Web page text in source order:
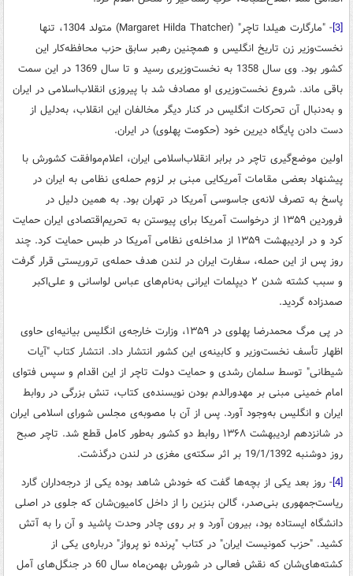
[3]- "مارگارت هیلدا تاچر" (Margaret Hilda Thatcher
) متولد 1304، تنها
نخست‌وزیر زن تاریخ انگلیس و همچنین رهبر سابق حزب محافظه‌کار این
کشور بود. وی سال 1358 به نخست‌وزیری رسید و تا سال 1369 در این سمت
باقی ماند. شروع نخست‌وزیری او مصادف شد با پیروزی انقلاب‌اسلامی در ایران
و به‌دنبال آن تحرکات انگلیس در کنار دیگر مخالفان این انقلاب، به‌دلیل از
دست دادن پایگاه دیرین خود (حکومت پهلوی) در ایران.
اولین موضع‌گیری تاچر در برابر انقلاب‌اسلامی ایران، اعلام‌موافقت کشورش با
پیشنهاد بعضی مقامات آمریکایی مبنی بر لزوم حمله‌ی نظامی به ایران در
پاسخ به ‌تصرف لانه‌ی جاسوسی آمریکا در تهران بود. به همین دلیل در
فروردین ۱۳۵۹ از درخواست آمریکا برای پیوستن به تحریم‌اقتصادی ایران حمایت
کرد و در اردیبهشت ۱۳۵۹ از مداخله‌ی نظامی آمریکا در طبس حمایت کرد. چند
روز پس از این حمله، سفارت ایران در لندن هدف حمله‌ی تروریستی قرار گرفت
و سبب کشته شدن ۲ دیپلمات ایرانی به‌نام‌های عباس لواسانی و علی‌اکبر
صمدزاده گردید.
در پی مرگ محمدرضا پهلوی در ۱۳۵۹، وزارت خارجه‌ی انگلیس بیانیه‌ای حاوی
اظهار تأسف نخست‌وزیر و کابینه‌ی این کشور انتشار داد. انتشار کتاب "آیات
شیطانی" توسط سلمان رشدی و حمایت دولت تاچر از این اقدام و سپس فتوای
امام خمینی مبنی بر مهدورالدم بودن نویسنده‌ی کتاب، تنش بزرگی در روابط
ایران و انگلیس به‌وجود آورد. پس از آن با مصوبه‌ی مجلس شورای اسلامی ایران
در شانزدهم اردیبهشت ۱۳۶۸ روابط دو کشور به‌طور کامل قطع شد. تاچر صبح
روز دوشنبه 19/1/1392 بر اثر سکته‌ی مغزی در لندن درگذشت.
[4]- روز بعد یکی از بچه‌ها گفت که خودش شاهد بوده یکی از درجه‌داران گارد
ریاست‌جمهوری بنی‌صدر، گالن بنزین را از داخل کامیون‌شان که جلوی در اصلی
دانشگاه ایستاده بود، بیرون آورد و بر روی چادر وحدت پاشید و آن را به آتش
کشید. "حزب کمونیست ایران" در کتاب "پرنده نو پرواز" درباره‌ی یکی از
کشته‌های‌شان که نقش فعالی در شورش بهمن‌ماه سال 60 در جنگل‌های آمل